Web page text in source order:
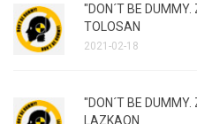
"DON´T BE DUMMY.
TOLOSAN
2021-02-18
"DON´T BE DUMMY.
LAZKAON